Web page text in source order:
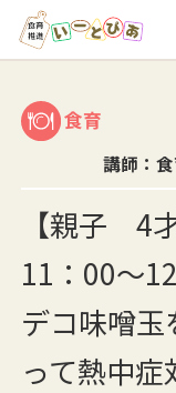
食育
講師：
【親子 4
11：00～
デコ味噌
って熱中症